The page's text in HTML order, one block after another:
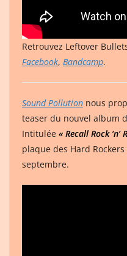
Retrouvez Leftover
Facebook, Bandcamp.
Sound Pollution nous
teaser du nouvel album
Intitulée « Recall Rock
plaque des Hard
septembre.